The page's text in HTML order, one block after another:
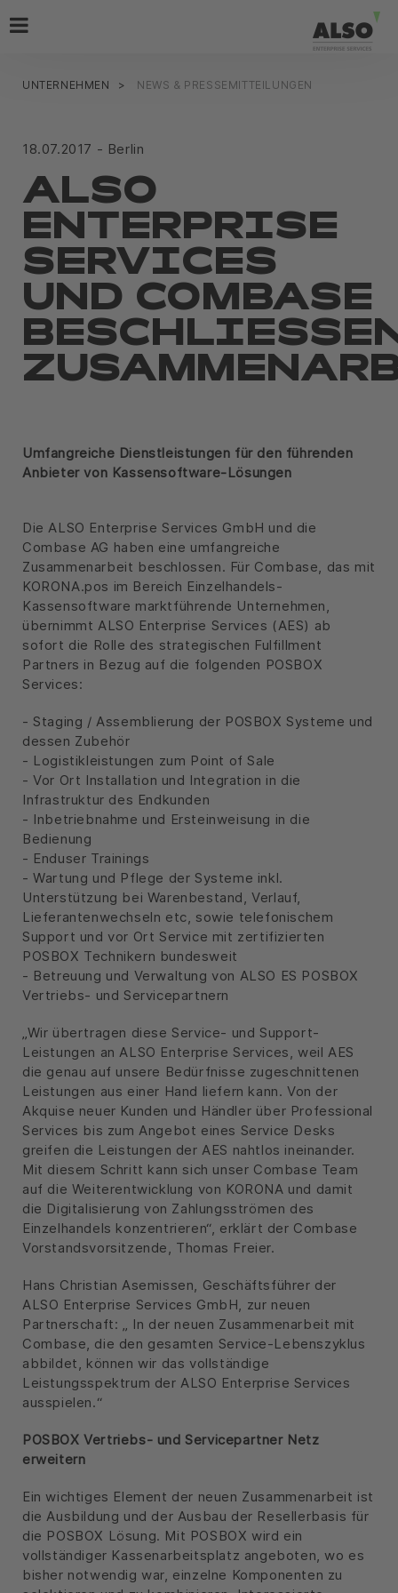
UNTERNEHMEN NEWS & PRESSEMITTEILUNGEN
18.07.2017 - Berlin
ALSO
ENTERPRISE
SERVICES
UND COMBASE
BESCHLIESSEN
Umfangreiche Dienstleistungen für den führenden
Anbieter von Kassensoftware-Lösungen
Die ALSO Enterprise Services GmbH und die
Combase AG haben eine umfangreiche
Zusammenarbeit beschlossen. Für Combase, das mit
KORONA.pos im Bereich Einzelhandels-
Kassensoftware marktführende Unternehmen,
übernimmt ALSO Enterprise Services (AES) ab
sofort die Rolle des strategischen Fulfillment
Partners in Bezug auf die folgenden POSBOX
Services:
- Staging / Assemblierung der POSBOX Systeme und
dessen Zubehör
- Logistikleistungen zum Point of Sale
- Vor Ort Installation und Integration in die
Infrastruktur des Endkunden
- Inbetriebnahme und Ersteinweisung in die
Bedienung
- Enduser Trainings
- Wartung und Pflege der Systeme inkl.
Unterstützung bei Warenbestand, Verlauf,
Lieferantenwechseln etc, sowie telefonischem
Support und vor Ort Service mit zertifizierten
POSBOX Technikern bundesweit
- Betreuung und Verwaltung von ALSO ES POSBOX
Vertriebs- und Servicepartnern
„Wir übertragen diese Service- und Support-
Leistungen an ALSO Enterprise Services, weil AES
die genau auf unsere Bedürfnisse zugeschnittenen
Leistungen aus einer Hand liefern kann. Von der
Akquise neuer Kunden und Händler über Professional
Services bis zum Angebot eines Service Desks
greifen die Leistungen der AES nahtlos ineinander.
Mit diesem Schritt kann sich unser Combase Team
auf die Weiterentwicklung von KORONA und damit
die Digitalisierung von Zahlungsströmen des
Einzelhandels konzentrieren“, erklärt der Combase
Vorstandsvorsitzende, Thomas Freier.
Hans Christian Asemissen, Geschäftsführer der
ALSO Enterprise Services GmbH, zur neuen
Partnerschaft: „ In der neuen Zusammenarbeit mit
Combase, die den gesamten Service-Lebenszyklus
abbildet, können wir das vollständige
Leistungsspektrum der ALSO Enterprise Services
ausspielen.“
POSBOX Vertriebs- und Servicepartner Netz
erweitern
Ein wichtiges Element der neuen Zusammenarbeit ist
die Ausbildung und der Ausbau der Resellerbasis für
die POSBOX Lösung. Mit POSBOX wird ein
vollständiger Kassenarbeitsplatz angeboten, wo es
bisher notwendig war, einzelne Komponenten zu